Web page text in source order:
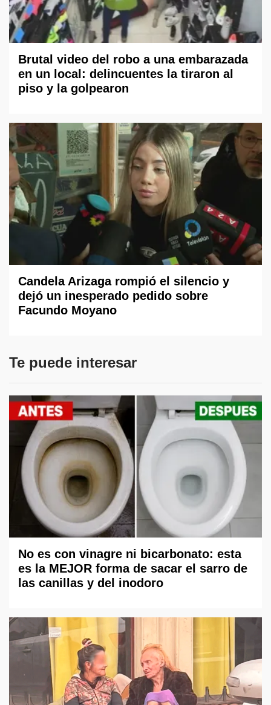
Brutal video del robo a una embarazada
en un local: delincuentes la tiraron al
piso y la golpearon
Candela Arizaga rompió el silencio y
dejó un inesperado pedido sobre
Facundo Moyano
Te puede interesar
No es con vinagre ni bicarbonato: esta
es la MEJOR forma de sacar el sarro de
las canillas y del inodoro